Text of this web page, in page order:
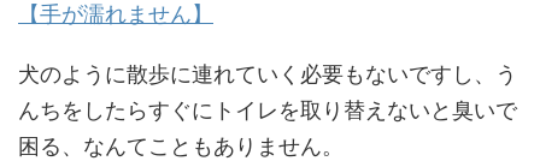
【手が濡れません】
犬のように散歩に連れていく必要もないですし、う
んちをしたらすぐにトイレを取り替えないと臭いで
困る、なんてこともありません。